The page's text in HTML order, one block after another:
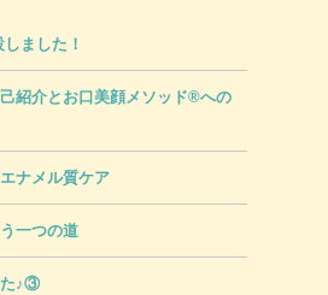
ました！
紹介とお口美顔メソッド®への
ナメル質ケア
一つの道
た♪③